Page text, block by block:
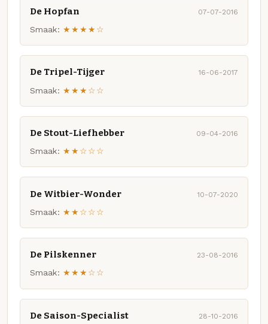
De Hopfan 07-07-2016
Smaak: ★★★★☆
De Tripel-Tijger 16-06-2017
Smaak: ★★★☆☆
De Stout-Liefhebber 09-04-2016
Smaak: ★★☆☆☆
De Witbier-Wonder 10-07-2020
Smaak: ★★☆☆☆
De Pilskenner 23-08-2016
Smaak: ★★★☆☆
De Saison-Specialist 28-10-2016